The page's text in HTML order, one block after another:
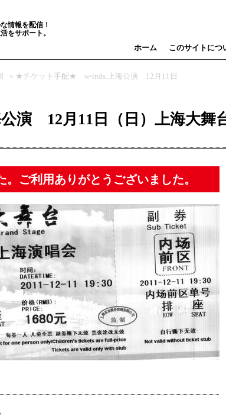
情報を配信！
をサポート。
ホーム
このサイトにつ
» ★チケット手配★ w-inds.上海公演 12月11日
12月11日（日）上海大舞
ご利用ありがとうございました。